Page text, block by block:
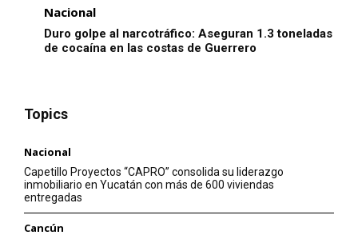
Nacional
Duro golpe al narcotráfico: Aseguran 1.3 toneladas
de cocaína en las costas de Guerrero
Topics
Nacional
Capetillo Proyectos “CAPRO” consolida su liderazgo
inmobiliario en Yucatán con más de 600 viviendas
entregadas
Cancún